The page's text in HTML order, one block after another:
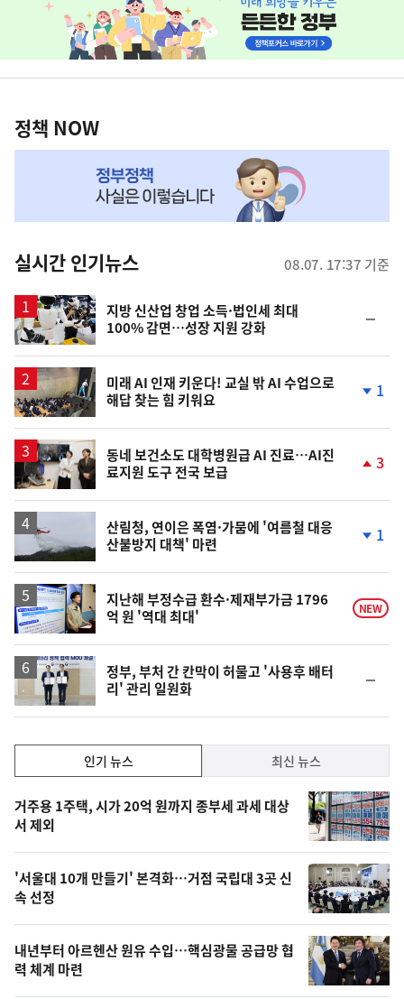
너
역책
NOW,
뉴
스
정책 NOW
실시간 인기뉴스 08.07. 17:37 기준
지방 신산업 창업 소득·법인세 최대
100% 감면…성장 지원 강화
일
미래 AI 인재 키운다! 교실 밖 AI 수업으로
해답 찾는 힘 키워요
하
1
동네 보건소도 대학병원급 AI 진료…AI진
료지원 도구 전국 보급
상
3
산림청, 연이은 폭염·가뭄에 '여름철 대응
산불방지 대책' 마련
하
락
1
지난해 부정수급 환수·제재부가금 1796
억 원 '역대 최대'
NEW
정부, 부처 간 칸막이 허물고 '사용후 배터
리' 관리 일원화
일
인
기,
최
신,
오
늘
의
영
상
인기 뉴스 최신 뉴스
인
기
뉴
스
거주용 1주택, 시가 20억 원까지 종부세 과세 대상
서 제외
'서울대 10개 만들기' 본격화…거점 국립대 3곳 신
속 선정
내년부터 아르헨산 원유 수입…핵심광물 공급망 협
력 체계 마련